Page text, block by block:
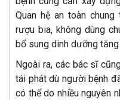
Quan hệ an toàn
rượu bia, không dùng
bổ sung dinh dưỡng
Ngoài ra, các bác sĩ
tái phát dù người bệnh
có thể do nhiều nguyên